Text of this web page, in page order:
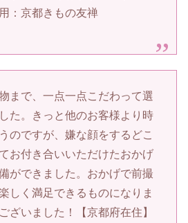
：京都きもの友禅
まで、一点一点こだわって選
た。きっと他のお客様より時
のですが、嫌な顔をするどこ
お付き合いいただけたおかげ
ができました。おかげで前撮
しく満足できるものになりま
ざいました！【京都府在住】